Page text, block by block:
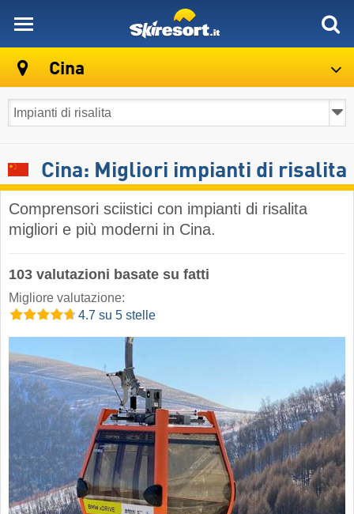
Cina
Cina: Migliori impianti di risalita
Comprensori sciistici con impianti di risalita
migliori e più moderni in Cina.
103 valutazioni basate su fatti
Migliore valutazione:
4.7 su 5 stelle